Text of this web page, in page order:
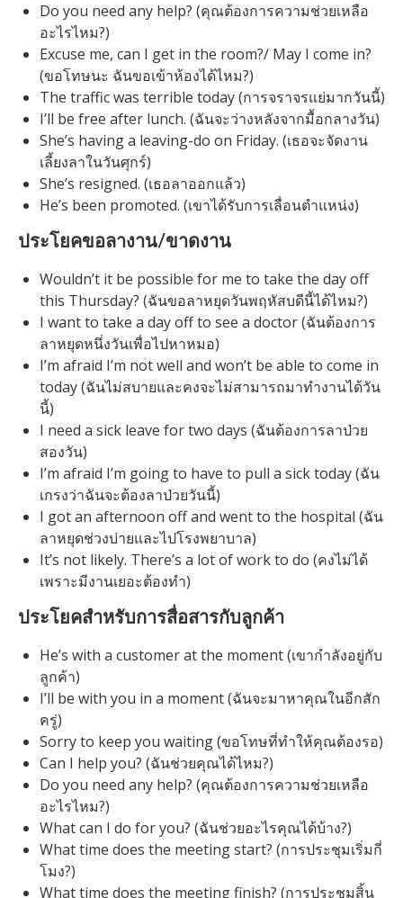
Do you need any help? (คุณต้องการความช่วยเหลือ
อะไรไหม?)
Excuse me, can I get in the room?/ May I come in?
(ขอโทษนะ ฉันขอเข้าห้องได้ไหม?)
The traffic was terrible today (การจราจรแย่มากวันนี้)
I’ll be free after lunch. (ฉันจะว่างหลังจากมื้อกลางวัน)
She’s having a leaving-do on Friday. (เธอจะจัดงาน
เลี้ยงลาในวันศุกร์)
She’s resigned. (เธอลาออกแล้ว)
He’s been promoted. (เขาได้รับการเลื่อนตำแหน่ง)
ประโยคขอลางาน/ขาดงาน
Wouldn’t it be possible for me to take the day off
this Thursday? (ฉันขอลาหยุดวันพฤหัสบดีนี้ได้ไหม?)
I want to take a day off to see a doctor (ฉันต้องการ
ลาหยุดหนึ่งวันเพื่อไปหาหมอ)
I’m afraid I’m not well and won’t be able to come in
today (ฉันไม่สบายและคงจะไม่สามารถมาทำงานได้วัน
นี้)
I need a sick leave for two days (ฉันต้องการลาป่วย
สองวัน)
I’m afraid I’m going to have to pull a sick today (ฉัน
เกรงว่าฉันจะต้องลาป่วยวันนี้)
I got an afternoon off and went to the hospital (ฉัน
ลาหยุดช่วงบ่ายและไปโรงพยาบาล)
It’s not likely. There’s a lot of work to do (คงไม่ได้
เพราะมีงานเยอะต้องทำ)
ประโยคสำหรับการสื่อสารกับลูกค้า
He’s with a customer at the moment (เขากำลังอยู่กับ
ลูกค้า)
I’ll be with you in a moment (ฉันจะมาหาคุณในอีกสัก
ครู่)
Sorry to keep you waiting (ขอโทษที่ทำให้คุณต้องรอ)
Can I help you? (ฉันช่วยคุณได้ไหม?)
Do you need any help? (คุณต้องการความช่วยเหลือ
อะไรไหม?)
What can I do for you? (ฉันช่วยอะไรคุณได้บ้าง?)
What time does the meeting start? (การประชุมเริ่มกี่
โมง?)
What time does the meeting finish? (การประชุมสิ้น